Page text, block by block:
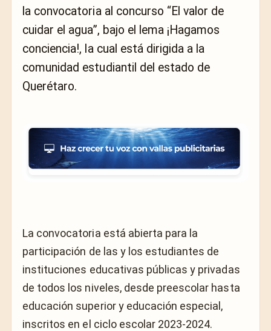
la convocatoria al concurso “El valor de
cuidar el agua”, bajo el lema ¡Hagamos
conciencia!, la cual está dirigida a la
comunidad estudiantil del estado de
Querétaro.
La convocatoria está abierta para la
participación de las y los estudiantes de
instituciones educativas públicas y privadas
de todos los niveles, desde preescolar hasta
educación superior y educación especial,
inscritos en el ciclo escolar 2023-2024.